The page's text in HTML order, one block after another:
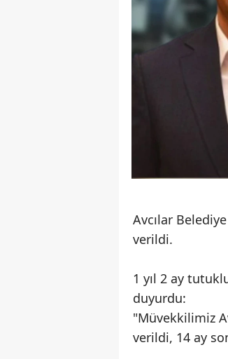
Avcılar
verildi.
1 yıl 2 ay
duyurdu:
"Müvekkilimiz
verildi, 14 ay